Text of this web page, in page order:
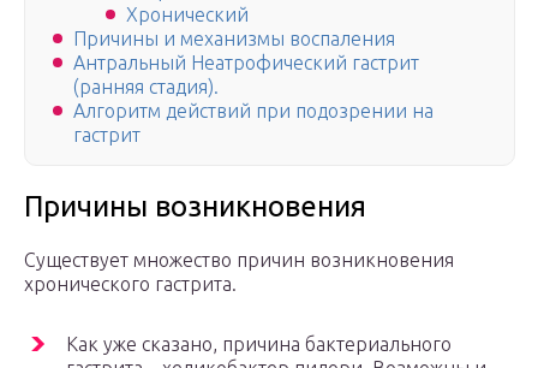
Хронический
Причины и механизмы воспаления
Антральный Неатрофический гастрит
(ранняя стадия).
Алгоритм действий при подозрении на
гастрит
Причины возникновения
Существует множество причин возникновения
хронического гастрита.
Как уже сказано, причина бактериального